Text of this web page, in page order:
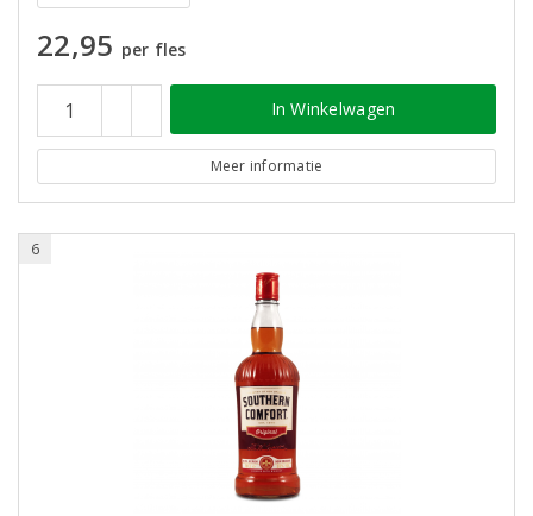
22,95 per fles
In Winkelwagen
Meer informatie
6